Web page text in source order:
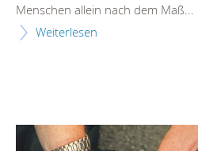
Menschen allein nach dem Maß...
Weiterlesen